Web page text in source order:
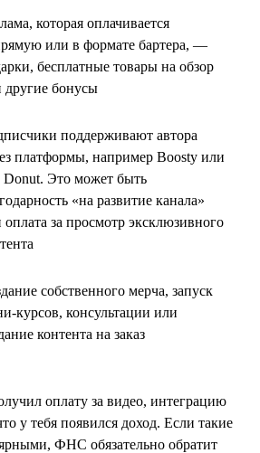
которая оплачивается
или в формате бартера, —
бесплатные товары на обзор
другие бонусы
поддерживают автора
платформы, например Boosty или
Это может быть
«на развитие канала»
оплата за просмотр эксклюзивного
собственного мерча, запуск
курсов, консультации или
контента на заказ
оплату за видео, интеграцию
у тебя появился доход. Если такие
ФНС обязательно обратит